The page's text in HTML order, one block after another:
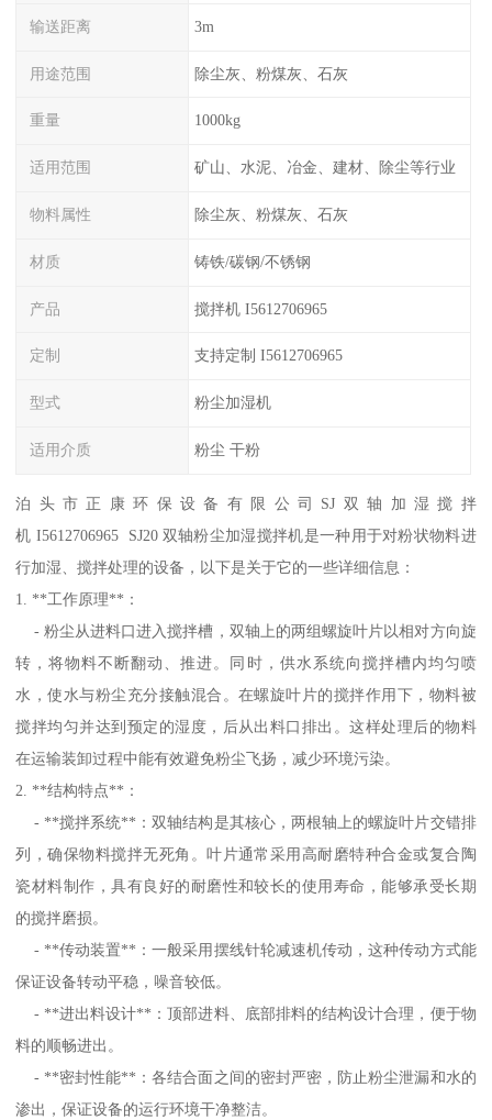
输送距离 3m
用途范围 除尘灰、粉煤灰、石灰
重量 1000kg
适用范围 矿山、水泥、冶金、建材、除尘等行业
物料属性 除尘灰、粉煤灰、石灰
材质 铸铁/碳钢/不锈钢
产品 搅拌机 I5612706965
定制 支持定制 I5612706965
型式 粉尘加湿机
适用介质 粉尘 干粉
泊头市正康环保设备有限公司SJ双轴加湿搅拌
机 I5612706965 SJ20 双轴粉尘加湿搅拌机是一种用于对粉状物料进
行加湿、搅拌处理的设备，以下是关于它的一些详细信息：
1. **工作原理**：
- 粉尘从进料口进入搅拌槽，双轴上的两组螺旋叶片以相对方向旋
转，将物料不断翻动、推进。同时，供水系统向搅拌槽内均匀喷
水，使水与粉尘充分接触混合。在螺旋叶片的搅拌作用下，物料被
搅拌均匀并达到预定的湿度，后从出料口排出。这样处理后的物料
在运输装卸过程中能有效避免粉尘飞扬，减少环境污染。
2. **结构特点**：
- **搅拌系统**：双轴结构是其核心，两根轴上的螺旋叶片交错排
列，确保物料搅拌无死角。叶片通常采用高耐磨特种合金或复合陶
瓷材料制作，具有良好的耐磨性和较长的使用寿命，能够承受长期
的搅拌磨损。
- **传动装置**：一般采用摆线针轮减速机传动，这种传动方式能
保证设备转动平稳，噪音较低。
- **进出料设计**：顶部进料、底部排料的结构设计合理，便于物
料的顺畅进出。
- **密封性能**：各结合面之间的密封严密，防止粉尘泄漏和水的
渗出，保证设备的运行环境干净整洁。